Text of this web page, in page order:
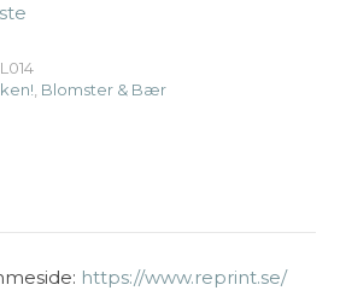
, Blomster & Bær
https://www.reprint.se/